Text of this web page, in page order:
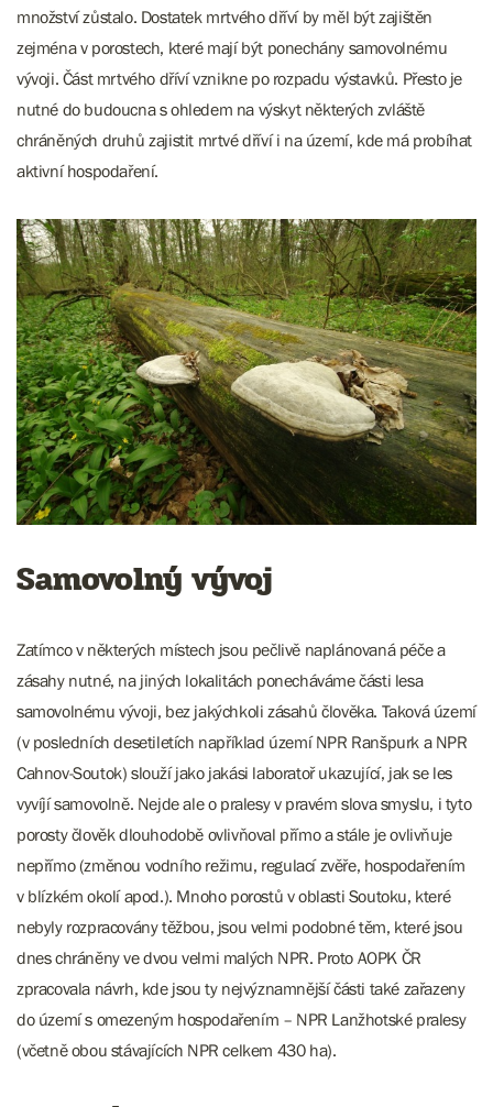
množství zůstalo. Dostatek mrtvého dříví by měl být zajištěn
zejména v porostech, které mají být ponechány samovolnému
vývoji. Část mrtvého dříví vznikne po rozpadu výstavků. Přesto je
nutné do budoucna s ohledem na výskyt některých zvláště
chráněných druhů zajistit mrtvé dříví i na území, kde má probíhat
aktivní hospodaření.
Samovolný vývoj
Zatímco v některých místech jsou pečlivě naplánovaná péče a
zásahy nutné, na jiných lokalitách ponecháváme části lesa
samovolnému vývoji, bez jakýchkoli zásahů člověka. Taková území
(v posledních desetiletích například území NPR Ranšpurk a NPR
Cahnov-Soutok) slouží jako jakási laboratoř ukazující, jak se les
vyvíjí samovolně. Nejde ale o pralesy v pravém slova smyslu, i tyto
porosty člověk dlouhodobě ovlivňoval přímo a stále je ovlivňuje
nepřímo (změnou vodního režimu, regulací zvěře, hospodařením
v blízkém okolí apod.). Mnoho porostů v oblasti Soutoku, které
nebyly rozpracovány těžbou, jsou velmi podobné těm, které jsou
dnes chráněny ve dvou velmi malých NPR. Proto AOPK ČR
zpracovala návrh, kde jsou ty nejvýznamnější části také zařazeny
do území s omezeným hospodařením – NPR Lanžhotské pralesy
(včetně obou stávajících NPR celkem 430 ha).